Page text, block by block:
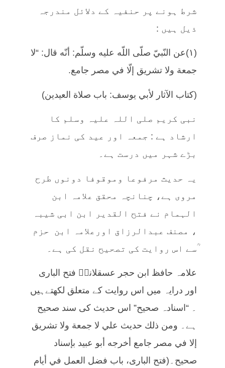
شرط ہونے پر حنفیہ کے دلائل مندرجہ
ذیل ہیں :
(١)عن النّبيّ صلّى اللّه عليه وسلّم: أنّه قال: “لا
جمعة ولا تشريق إلّا في مصر جامع.
(كتاب الآثار لأبي يوسف: باب صلاة العيدين)
نبی کریم صلی اللہ علیہ وسلم کا
ارشاد ہے : جمعہ اور عید کی نماز صرف
بڑے شہر میں درست ہے۔
یہ حدیث مرفوعا وموقوفا دونوں طرح
مروی ہے، چنانچہ محقق علامہ ابن
الہمام نے فتح القدیر ابن ابی شیبہ
، مصنف عبدالرزاق اورعلامہ ابن حزم
ؒسے اس روایت کی تصحیح نقل کی ہے۔
علامہ حافظ ابن حجر عسقلانیؒ فتح الباری
اور درایہ میں اس روایت کے متعلق لکھتےہیں
۔ “اسنادہ صحیح” اس حدیث کی سند صحیح
ہے۔ ومن ذلك حديث علي لا جمعة ولا تشريق
إلا في مصر جامع أخرجه أبو عبيد بإسناد
صحيح۔(فتح الباری، باب فضل العمل في أيام